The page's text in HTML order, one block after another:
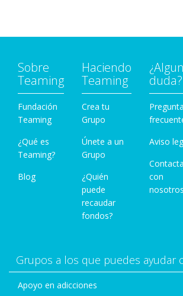
Sobre
Teaming
Fundación
Teaming
¿Qué es
Teaming?
Blog
Haciendo
Teaming
Crea tu
Grupo
Únete a un
Grupo
¿Quién
puede
recaudar
fondos?
duda?
Aviso
Contacta
con
nosotros
Grupos a los que puedes ayudar
Apoyo en adicciones